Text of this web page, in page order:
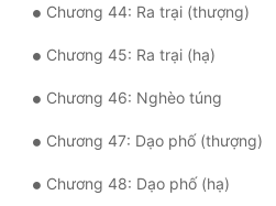
Vô Địch Lưu
Xây Dựng Thế Lực
Chương 44: Ra trại (thượng)
Chương 45: Ra trại (hạ)
Chương 46: Nghèo túng
Chương 47: Dạo phố (thượng)
Chương 48: Dạo phố (hạ)